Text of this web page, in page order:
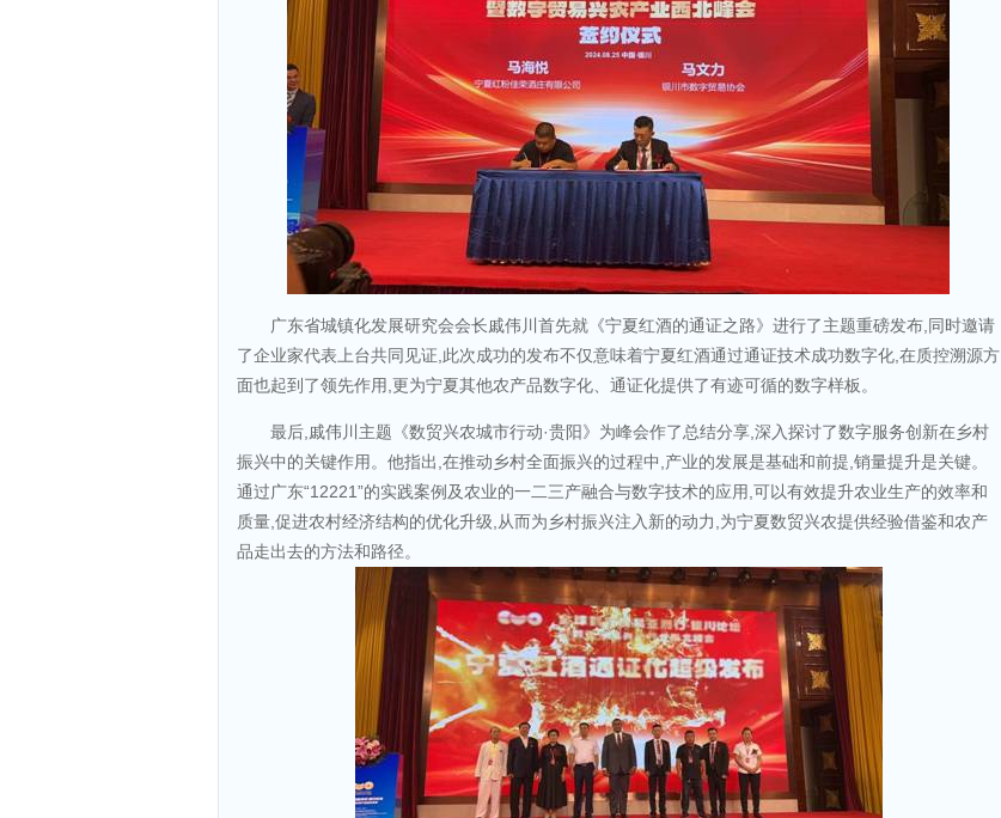
广东省城镇化发展研究会会长戚伟川首先就《宁夏红酒的通证之路》进行了主题重磅发布,同时邀请
了企业家代表上台共同见证,此次成功的发布不仅意味着宁夏红酒通过通证技术成功数字化,在质控溯源方
面也起到了领先作用,更为宁夏其他农产品数字化、通证化提供了有迹可循的数字样板。
最后,戚伟川主题《数贸兴农城市行动·贵阳》为峰会作了总结分享,深入探讨了数字服务创新在乡村
振兴中的关键作用。他指出,在推动乡村全面振兴的过程中,产业的发展是基础和前提,销量提升是关键。
通过广东“12221”的实践案例及农业的一二三产融合与数字技术的应用,可以有效提升农业生产的效率和
质量,促进农村经济结构的优化升级,从而为乡村振兴注入新的动力,为宁夏数贸兴农提供经验借鉴和农产
品走出去的方法和路径。